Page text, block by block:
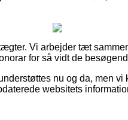
Vi arbejder tæt
for så vidt de
nu og da, men
websitets